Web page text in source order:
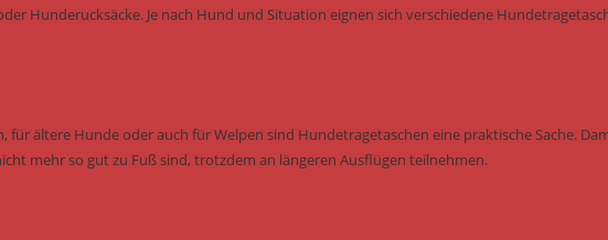
Hunderucksäcke. Je nach Hund und Situation eignen sich verschiedene
für ältere Hunde oder auch für Welpen sind Hundetragetaschen eine praktische Sache.
mehr so gut zu Fuß sind, trotzdem an längeren Ausflügen teilnehmen.